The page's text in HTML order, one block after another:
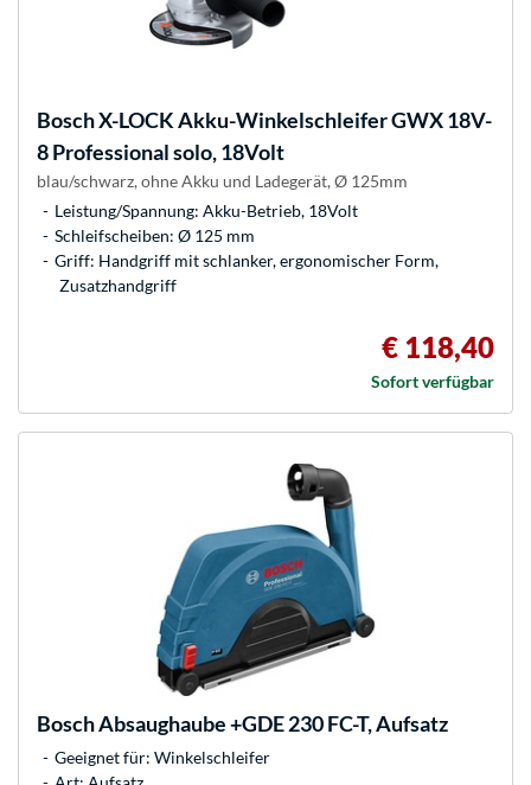
BoschX-LOCK Akku-Winkelschleifer GWX 18V-
8 Professional solo, 18Volt
blau/schwarz, ohne Akku und Ladegerät, Ø 125mm
Leistung/Spannung: Akku-Betrieb, 18Volt
Schleifscheiben: Ø 125 mm
Griff: Handgriff mit schlanker, ergonomischer Form,
Zusatzhandgriff
€ 118,40
Sofort verfügbar
BoschAbsaughaube +GDE 230 FC-T, Aufsatz
Geeignet für: Winkelschleifer